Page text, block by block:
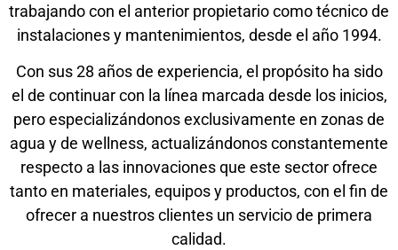
trabajando con el anterior propietario como técnico de
instalaciones y mantenimientos, desde el año 1994.
Con sus 28 años de experiencia, el propósito ha sido
el de continuar con la línea marcada desde los inicios,
pero especializándonos exclusivamente en zonas de
agua y de wellness, actualizándonos constantemente
respecto a las innovaciones que este sector ofrece
tanto en materiales, equipos y productos, con el fin de
ofrecer a nuestros clientes un servicio de primera
calidad.